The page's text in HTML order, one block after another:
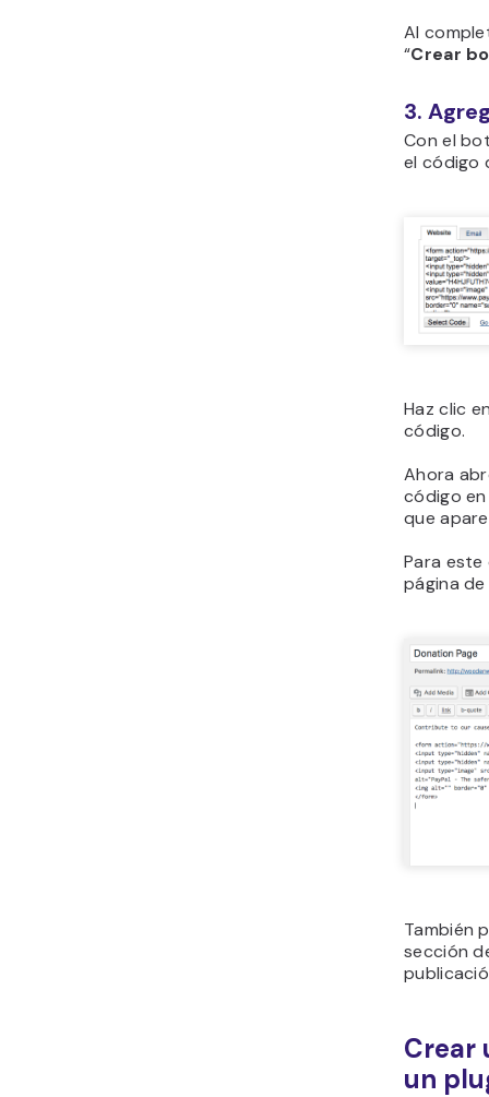
Al
“Crear
3.
Con el
el código
Haz clic
código.
Ahora
código
que
Para este
página
También
sección
Crear
un